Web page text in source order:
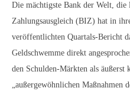
Die mächtigste Bank der Welt,
Zahlungsausgleich (BIZ) hat in
veröffentlichten Quartals-Bericht
Geldschwemme direkt
den Schulden-Märkten als äußerst
„außergewöhnlichen Maßnahmen